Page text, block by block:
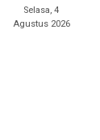
Selasa, 4
Agustus 2026